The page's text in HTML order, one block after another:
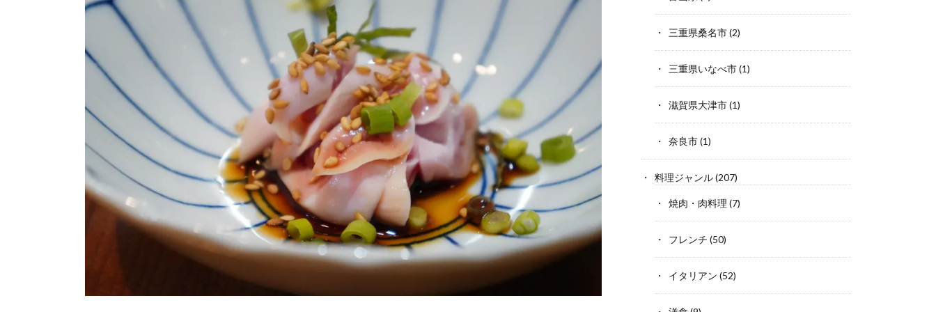
三重県桑名市(2)
三重県いなべ市(1)
滋賀県大津市(1)
奈良市(1)
料理ジャンル(207)
焼肉・肉料理 (7)
フレンチ (50)
イタリアン (52)